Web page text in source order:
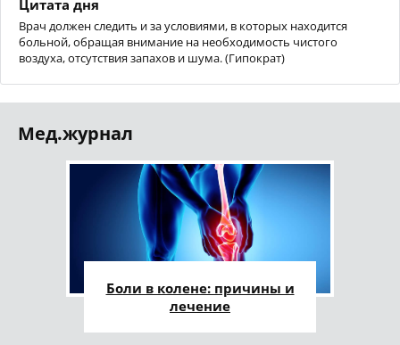
Цитата дня
Врач должен следить и за условиями, в которых находится
больной, обращая внимание на необходимость чистого
воздуха, отсутствия запахов и шума. (Гипократ)
Мед.журнал
Боли в колене: причины и
лечение